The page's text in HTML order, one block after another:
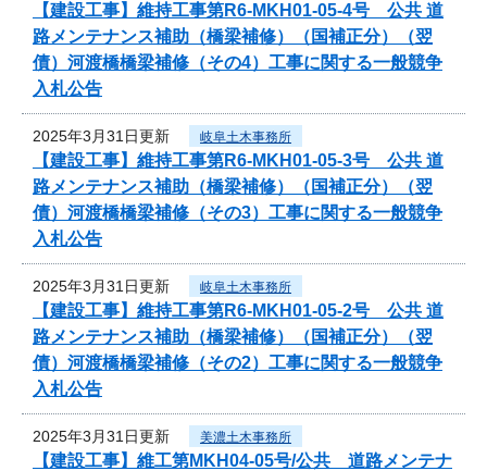
【建設工事】維持工事第R6-MKH01-05-4号 公共 道
路メンテナンス補助（橋梁補修）（国補正分）（翌
債）河渡橋橋梁補修（その4）工事に関する一般競争
入札公告
2025年3月31日更新 岐阜土木事務所
【建設工事】維持工事第R6-MKH01-05-3号 公共 道
路メンテナンス補助（橋梁補修）（国補正分）（翌
債）河渡橋橋梁補修（その3）工事に関する一般競争
入札公告
2025年3月31日更新 岐阜土木事務所
【建設工事】維持工事第R6-MKH01-05-2号 公共 道
路メンテナンス補助（橋梁補修）（国補正分）（翌
債）河渡橋橋梁補修（その2）工事に関する一般競争
入札公告
2025年3月31日更新 美濃土木事務所
【建設工事】維工第MKH04-05号/公共 道路メンテナ